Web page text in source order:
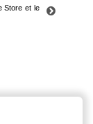
Store et le